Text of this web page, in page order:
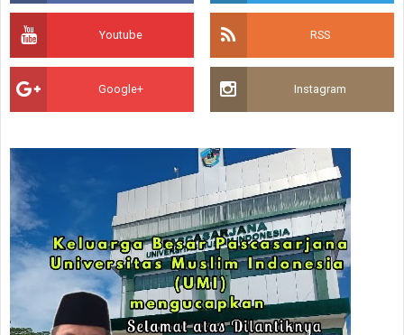
Youtube RSS
Google+ Instagram